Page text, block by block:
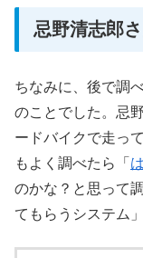
忌野清志郎
ちなみに、後で調
のことでした。忌
ードバイクで走っ
もよく調べたら「
のかな？と思って
てもらうシステム